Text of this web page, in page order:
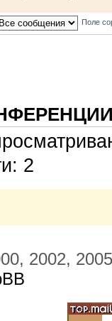
Поле
2
2002,